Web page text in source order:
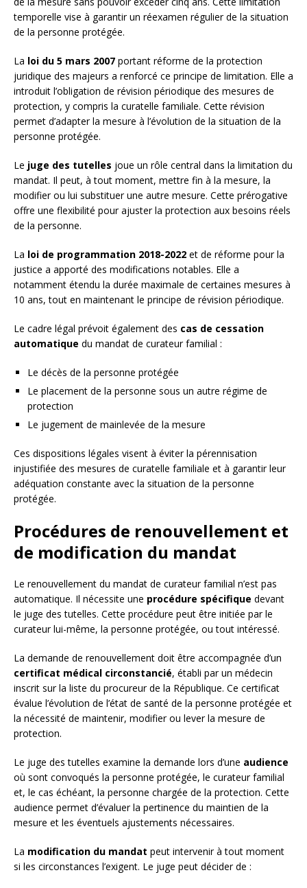
temporelle vise à garantir un réexamen régulier de la situation
de la personne protégée.
La loi du 5 mars 2007 portant réforme de la protection
juridique des majeurs a renforcé ce principe de limitation. Elle a
introduit l’obligation de révision périodique des mesures de
protection, y compris la curatelle familiale. Cette révision
permet d’adapter la mesure à l’évolution de la situation de la
personne protégée.
Le juge des tutelles joue un rôle central dans la limitation du
mandat. Il peut, à tout moment, mettre fin à la mesure, la
modifier ou lui substituer une autre mesure. Cette prérogative
offre une flexibilité pour ajuster la protection aux besoins réels
de la personne.
La loi de programmation 2018-2022 et de réforme pour la
justice a apporté des modifications notables. Elle a
notamment étendu la durée maximale de certaines mesures à
10 ans, tout en maintenant le principe de révision périodique.
Le cadre légal prévoit également des cas de cessation
automatique du mandat de curateur familial :
Le décès de la personne protégée
Le placement de la personne sous un autre régime de
protection
Le jugement de mainlevée de la mesure
Ces dispositions légales visent à éviter la pérennisation
injustifiée des mesures de curatelle familiale et à garantir leur
adéquation constante avec la situation de la personne
protégée.
Procédures de renouvellement et
de modification du mandat
Le renouvellement du mandat de curateur familial n’est pas
automatique. Il nécessite une procédure spécifique devant
le juge des tutelles. Cette procédure peut être initiée par le
curateur lui-même, la personne protégée, ou tout intéressé.
La demande de renouvellement doit être accompagnée d’un
certificat médical circonstancié, établi par un médecin
inscrit sur la liste du procureur de la République. Ce certificat
évalue l’évolution de l’état de santé de la personne protégée et
la nécessité de maintenir, modifier ou lever la mesure de
protection.
Le juge des tutelles examine la demande lors d’une audience
où sont convoqués la personne protégée, le curateur familial
et, le cas échéant, la personne chargée de la protection. Cette
audience permet d’évaluer la pertinence du maintien de la
mesure et les éventuels ajustements nécessaires.
La modification du mandat peut intervenir à tout moment
si les circonstances l’exigent. Le juge peut décider de :